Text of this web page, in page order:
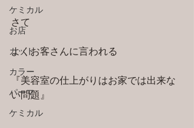
ケミカル
お店
カット
カラー
パーマ
ケミカル
さて
よくお客さんに言われる
『美容室の仕上がりはお家では出来な
い問題』